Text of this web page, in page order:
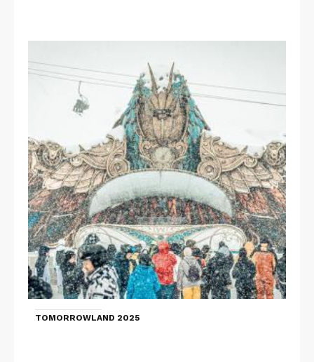
TOMORROWLAND 2025